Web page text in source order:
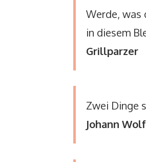
Werde, was
in diesem
Grillparzer
Zwei Dinge
Johann